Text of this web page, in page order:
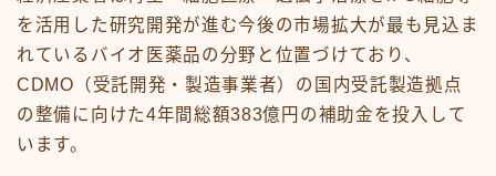
を活用した研究開発が進む今後の市場拡大が最も見込ま
れているバイオ医薬品の分野と位置づけており、
CDMO（受託開発・製造事業者）の国内受託製造拠点
の整備に向けた4年間総額383億円の補助金を投入して
います。